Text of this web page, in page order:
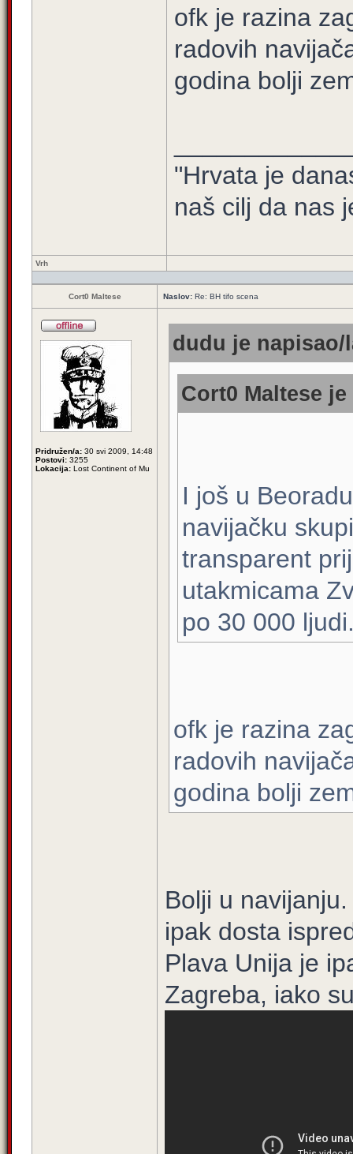
ofk je razina
radovih
godina bolji
"Hrvata je
naš cilj da nas
Vrh
Cort0 Maltese Naslov: Re: BH tifo scena
Pridružen/a: 30 svi 2009, 14:48
Postovi: 3255
Lokacija: Lost Continent of Mu
dudu je napisao/
Cort0 Maltese
I još u
navijačku
transparent
utakmicama
po 30 000
ofk je razina
radovih
godina bolji
Bolji u
ipak dosta
Plava Unija je
Zagreba, iako